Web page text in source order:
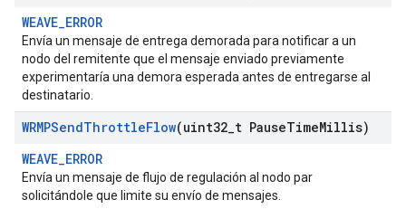
WEAVE_ERROR
Envía un mensaje de entrega demorada para notificar a un
nodo del remitente que el mensaje enviado previamente
experimentaría una demora esperada antes de entregarse al
destinatario.
WRMPSendThrottleFlow(uint32 t PauseTimeMillis)
WEAVE_ERROR
Envía un mensaje de flujo de regulación al nodo par
solicitándole que limite su envío de mensajes.